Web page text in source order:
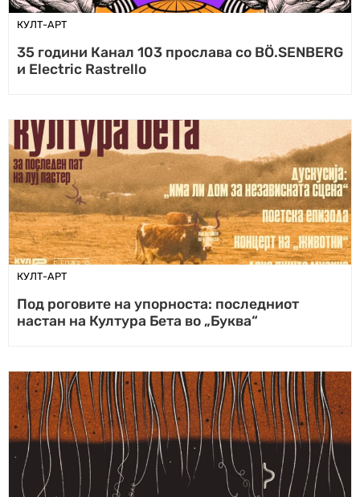
КУЛТ-АРТ
35 години Канал 103 прослава со BÖ.SENBERG
и Electric Rastrello
КУЛТ-АРТ
Под роговите на упорноста: последниот
настан на Култура Бета во „Буква“